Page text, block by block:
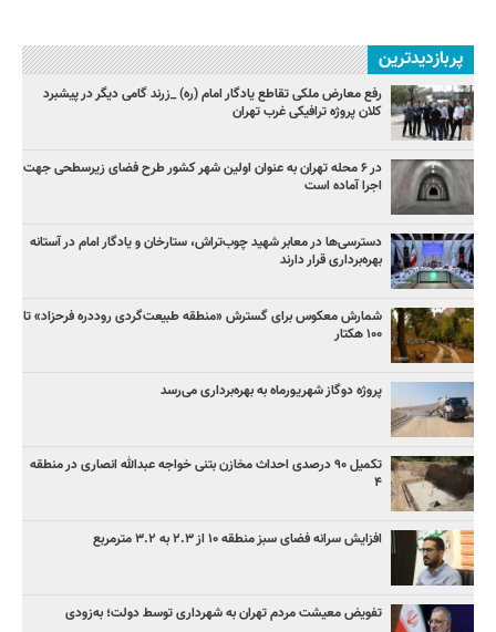
پربازدیدترین
رفع معارض ملکی تقاطع یادگار امام (ره) _زرند گامی دیگر در پیشبرد
کلان پروژه‌ ترافیکی غرب تهران
در ۶ محله تهران به عنوان اولین شهر کشور طرح فضای زیرسطحی جهت
اجرا آماده است
دسترسی‌ها در معابر شهید چوب‌تراش، ستارخان و یادگار امام در آستانه
بهره‌برداری قرار دارند
شمارش معکوس برای گسترش «منطقه طبیعت‌گردی روددره فرحزاد» تا
۱۰۰ هکتار
پروژه دوگاز شهریورماه به بهره‌برداری می‌رسد
تکمیل ۹۰ درصدی احداث مخازن بتنی خواجه عبدالله انصاری در منطقه
۴
افزایش سرانه فضای سبز منطقه ۱۰ از ۲.۳ به ۳.۲ مترمربع
تفویض معیشت مردم تهران به شهرداری توسط دولت؛ به‌زودی